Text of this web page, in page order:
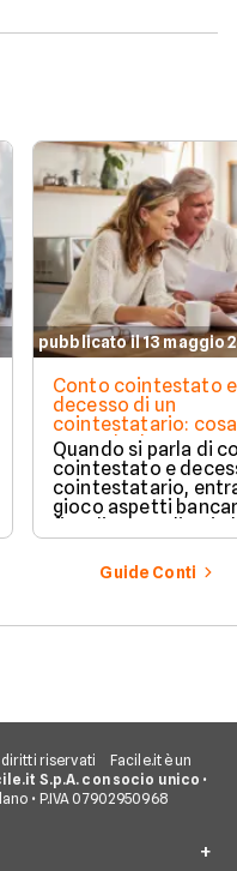
pubblicato il 13 maggio
Conto cointestato e
decesso di un
cointestatario: cosa
succede davvero
blocchi, quote e
successione
Quando si parla di
cointestato e
cointestatario,
gioco aspetti
fiscali ed ereditari
spesso generano
confusione.
Guide Conti
diritti riservati
Facile.it è un
S.p.A. con socio unico •
• P.IVA 07902950968